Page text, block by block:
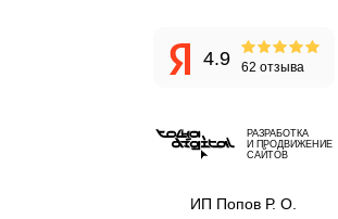
4.9 62 отзыва
РАЗРАБОТКА
И ПРОДВИЖЕНИЕ
САЙТОВ
ИП Попов Р. О.